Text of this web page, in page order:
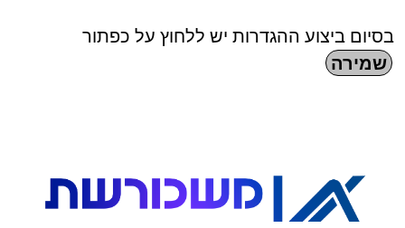
בסיום ביצוע ההגדרות יש ללחוץ על כפתור
שמירה